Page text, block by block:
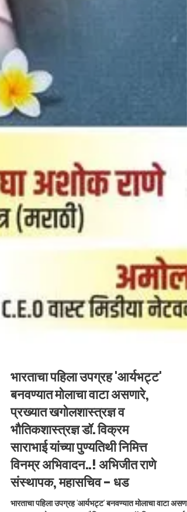
भारताचा पहिला उपग्रह 'आर्यभट्ट'
बनवण्यात मोलाचा वाटा असणारे,
प्रख्यात खगोलशास्त्रज्ञ व
भौतिकशास्त्रज्ञ डॉ. विक्रम
साराभाई यांच्या पुण्यतिथी निमित्त